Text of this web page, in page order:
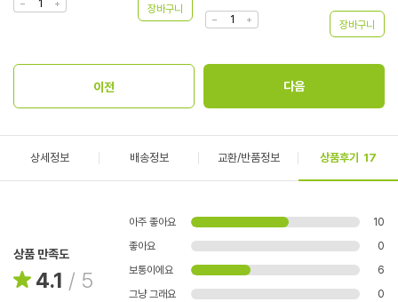
상세정보 배송정보 교환/반품정보 상품후기 17
상품 만족도
4.1 / 5
아주 좋아요
10
좋아요
0
보통이에요
6
그냥 그래요
0